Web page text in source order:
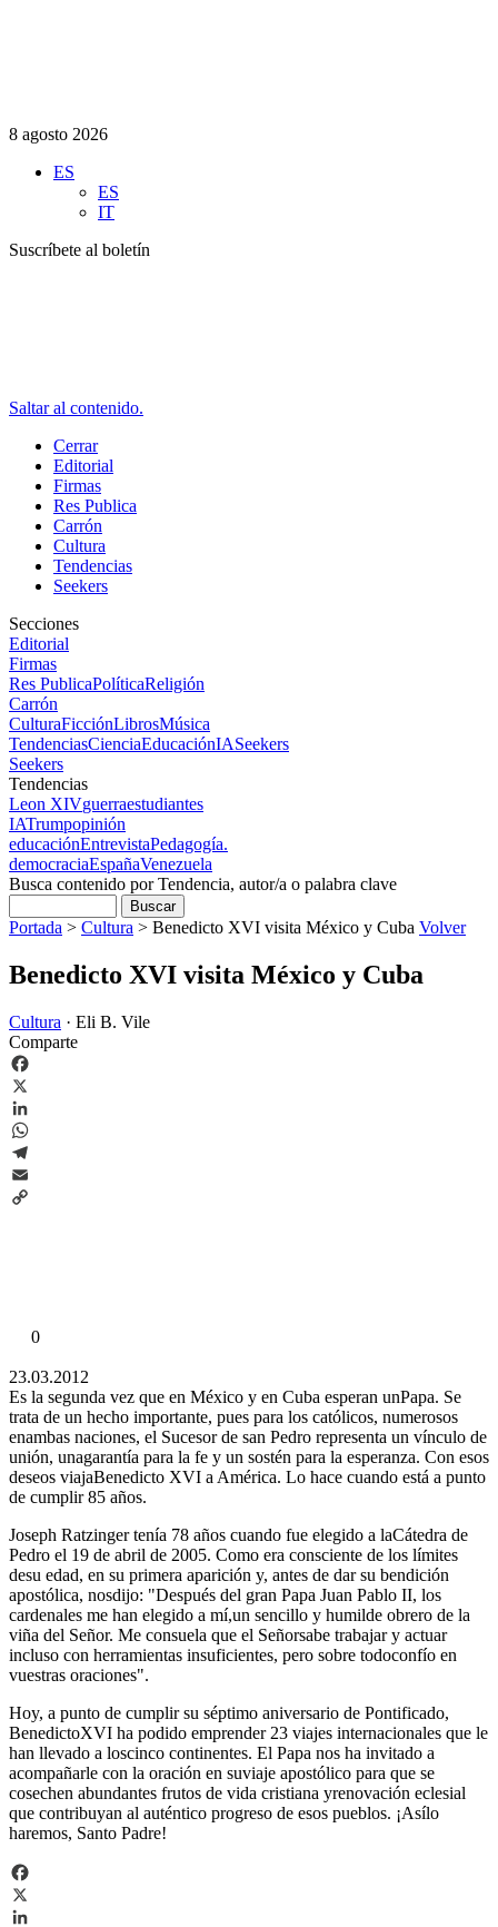
8 agosto 2026
ES
ES
IT
Suscríbete al boletín
Saltar al contenido.
Cerrar
Editorial
Firmas
Res Publica
Carrón
Cultura
Tendencias
Seekers
Secciones
Editorial
Firmas
Res PublicaPolíticaReligión
Carrón
CulturaFicciónLibrosMúsica
TendenciasCienciaEducaciónIASeekers
Seekers
Tendencias
Leon XIVguerraestudiantes
IATrumpopinión
educaciónEntrevistaPedagogía.
democraciaEspañaVenezuela
Busca contenido por Tendencia, autor/a o palabra clave
Portada > Cultura > Benedicto XVI visita México y Cuba Volver
Benedicto XVI visita México y Cuba
Cultura · Eli B. Vile
Comparte
Facebook
X
LinkedIn
WhatsApp
Telegram
Email
0
23.03.2012
Es la segunda vez que en México y en Cuba esperan unPapa. Se
trata de un hecho importante, pues para los católicos, numerosos
enambas naciones, el Sucesor de san Pedro representa un vínculo de
unión, unagarantía para la fe y un sostén para la esperanza. Con esos
deseos viajaBenedicto XVI a América. Lo hace cuando está a punto
de cumplir 85 años.
Joseph Ratzinger tenía 78 años cuando fue elegido a laCátedra de
Pedro el 19 de abril de 2005. Como era consciente de los límites
desu edad, en su primera aparición y, antes de dar su bendición
apostólica, nosdijo: "Después del gran Papa Juan Pablo II, los
cardenales me han elegido a mí,un sencillo y humilde obrero de la
viña del Señor. Me consuela que el Señorsabe trabajar y actuar
incluso con herramientas insuficientes, pero sobre todoconfío en
vuestras oraciones".
Hoy, a punto de cumplir su séptimo aniversario de Pontificado,
BenedictoXVI ha podido emprender 23 viajes internacionales que le
han llevado a loscinco continentes. El Papa nos ha invitado a
acompañarle con la oración en suviaje apostólico para que se
cosechen abundantes frutos de vida cristiana yrenovación eclesial
que contribuyan al auténtico progreso de esos pueblos. ¡Asílo
haremos, Santo Padre!
Facebook
X